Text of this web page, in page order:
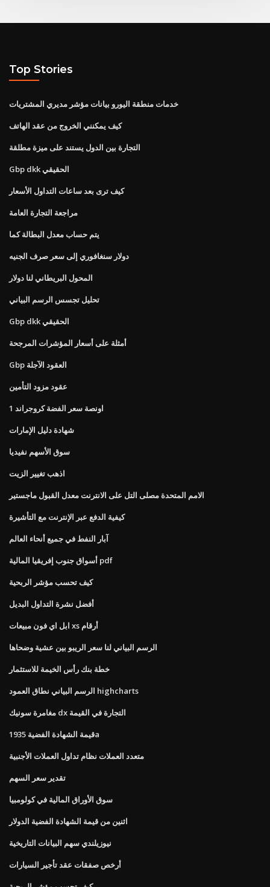
Top Stories
خدمات منطقة اليورو بيانات مؤشر مديري المشتريات
كيف يمكنني الخروج من عقد الهاتف
التجارة بين الدول يستند على ميزة مطلقة
Gbp dkk الحقيقي
كيف ترى بعد ساعات التداول الأسعار
مراجعة التجارة العامة
يتم حساب معدل البطالة كما
دولار سنغافوري إلى سعر صرف الجنيه
المحول البريطاني لنا دولار
تحليل تجسس الرسم البياني
Gbp dkk الحقيقي
أمثلة على أسعار المؤشرات المرجحة
Gbp العقود الآجلة
عقود مزود التأمين
1 اونصة سعر الفضة كروجراند
شهادة دليل الإمارات
سوق الأسهم نفيديا
اذهب تغيير الزيت
الامم المتحدة مصلى التل على الانترنت معدل القبول ماجستير
كيفية الدفع عبر الإنترنت مع التأشيرة
آبار النفط في جميع أنحاء العالم
أسواق جنوب إفريقيا المالية pdf
كيف تحسب مؤشر الربحية
أفضل نشرة التداول البديل
ابل اي فون مبيعات xs أرقام
الرسم البياني لنا سعر الريبو بين عشية وضحاها
خطة بنك رأس الخيمة للاستثمار
الرسم البياني نطاق العمود highcharts
مغامرة سونيك dx التجارة في القيمة
قيمة الشهادة الفضية 1935a
متعدد العملات نظام تداول العملات الأجنبية
تقدير سعر السهم
سوق الأوراق المالية في كولومبيا
اثنين من قيمة الشهادة الفضية الدولار
نيوزيلندي سهم البيانات التاريخية
أرخص صفقات عقد تأجير السيارات